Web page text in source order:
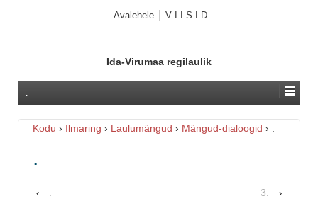
Avalehele V I I S I D
Ida-Virumaa regilaulik
.
Kodu › Ilmaring › Laulumängud › Mängud-dialoogid ›
.
‹ 3. ›